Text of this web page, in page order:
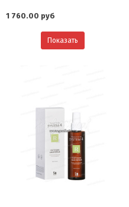
1 760.00 руб
Показать